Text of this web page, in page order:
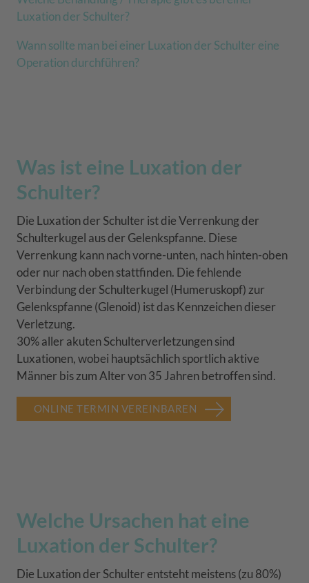
Luxation der Schulter?
Wann sollte man bei einer Luxation der Schulter eine
Operation durchführen?
Was ist eine Luxation der
Schulter?
Die Luxation der Schulter ist die Verrenkung der
Schulterkugel aus der Gelenkspfanne. Diese
Verrenkung kann nach vorne-unten, nach hinten-oben
oder nur nach oben stattfinden. Die fehlende
Verbindung der Schulterkugel (Humeruskopf) zur
Gelenkspfanne (Glenoid) ist das Kennzeichen dieser
Verletzung.
30% aller akuten Schulterverletzungen sind
Luxationen, wobei hauptsächlich sportlich aktive
Männer bis zum Alter von 35 Jahren betroffen sind.
ONLINE TERMIN VEREINBAREN
Welche Ursachen hat eine
Luxation der Schulter?
Die Luxation der Schulter entsteht meistens (zu 80%)